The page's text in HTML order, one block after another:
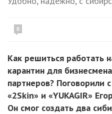
0
Как решиться работать
карантин для
партнеров? Поговорили
«2Skin» и «YUKAGIR»
Он смог создать два